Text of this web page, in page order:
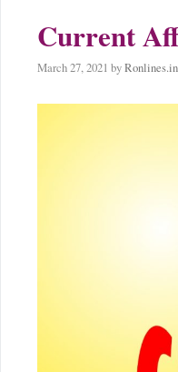
Current
March 27, 2021 byRonlines.in